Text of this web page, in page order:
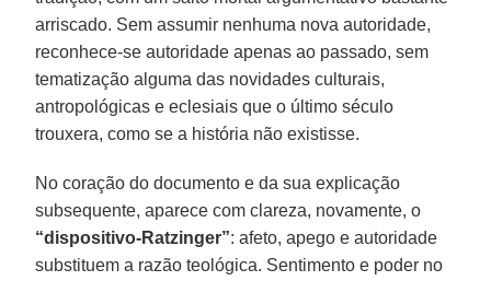
arriscado. Sem assumir nenhuma nova autoridade,
reconhece-se autoridade apenas ao passado, sem
tematização alguma das novidades culturais,
antropológicas e eclesiais que o último século
trouxera, como se a história não existisse.
No coração do documento e da sua explicação
subsequente, aparece com clareza, novamente, o
“dispositivo-Ratzinger”: afeto, apego e autoridade
substituem a razão teológica. Sentimento e poder no